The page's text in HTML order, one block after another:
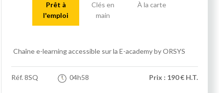
Prêt à
l'emploi
Clés en
main
À la carte
Chaîne e-learning accessible sur la E-academy by ORSYS
Réf.8SQ 04h58 Prix : 190 € H.T.